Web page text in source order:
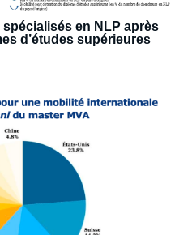
en NLP après
d’études supérieures
Un levier pour la
française », Notes,